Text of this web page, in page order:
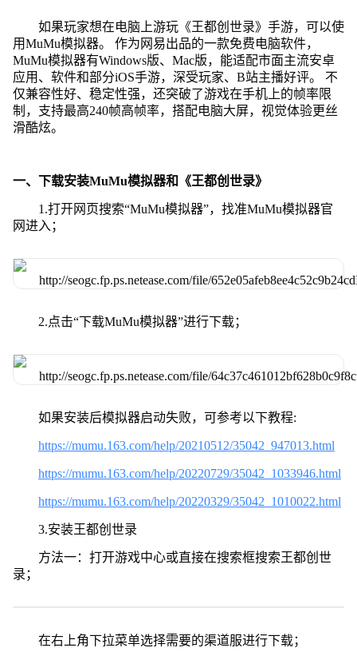
如果玩家想在电脑上游玩《王都创世录》手游，可以使
用MuMu模拟器。 作为网易出品的一款免费电脑软件，
MuMu模拟器有Windows版、Mac版，能适配市面主流安卓
应用、软件和部分iOS手游，深受玩家、B站主播好评。 不
仅兼容性好、稳定性强，还突破了游戏在手机上的帧率限
制，支持最高240帧高帧率，搭配电脑大屏，视觉体验更丝
滑酷炫。
一、下载安装MuMu模拟器和《王都创世录》
1.打开网页搜索“MuMu模拟器”，找准MuMu模拟器官
网进入；
2.点击“下载MuMu模拟器”进行下载；
如果安装后模拟器启动失败，可参考以下教程:
https://mumu.163.com/help/20210512/35042_947013.html
https://mumu.163.com/help/20220729/35042_1033946.html
https://mumu.163.com/help/20220329/35042_1010022.html
3.安装王都创世录
方法一：打开游戏中心或直接在搜索框搜索王都创世
录；
在右上角下拉菜单选择需要的渠道服进行下载；